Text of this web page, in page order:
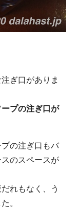
ぎ口がありま
プの注ぎ口が
の注ぎ口もバ
のスペースが
れもなく、う
。